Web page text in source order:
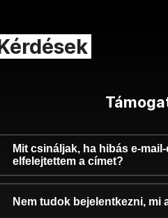
Mit csináljak, ha hibás e-
elfelejtettem a címet?
Nem tudok bejelentkezni, mi